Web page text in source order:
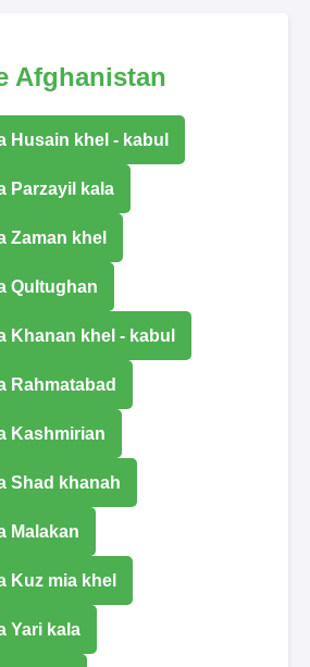
Afghanistan
Husain khel - kabul
Parzayil kala
Zaman khel
Qultughan
Khanan khel - kabul
Rahmatabad
Kashmirian
Shad khanah
Malakan
Kuz mia khel
Yari kala